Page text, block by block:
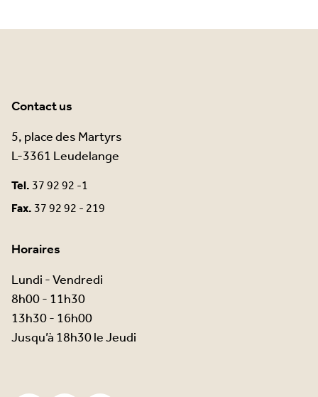
Contact us
5, place des Martyrs
L-3361 Leudelange
Tel.37 92 92 -1
Fax.37 92 92 - 219
Horaires
Lundi - Vendredi
8h00 - 11h30
13h30 - 16h00
Jusqu’à 18h30 le Jeudi